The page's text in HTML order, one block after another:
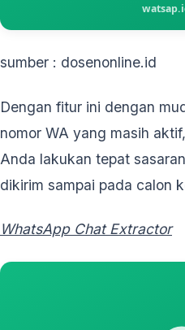
sumber : dosenonline.id
Dengan fitur ini dengan
nomor WA yang masih
Anda lakukan tepat
dikirim sampai pada calon
WhatsApp Chat Extractor